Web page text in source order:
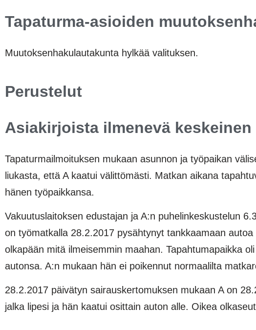
Tapaturma-asioiden
Muutoksenhakulautakunta hylkää valituksen.
Perustelut
Asiakirjoista ilmenevä
Tapaturmailmoituksen mukaan asunnon ja työpaikan
liukasta, että A kaatui välittömästi. Matkan aikana
hänen työpaikkansa.
Vakuutuslaitoksen edustajan ja A:n puhelinkeskustelun
on työmatkalla 28.2.2017 pysähtynyt tankkaamaan
olkapään mitä ilmeisemmin maahan. Tapahtumapaikka
autonsa. A:n mukaan hän ei poikennut normaalilta
28.2.2017 päivätyn sairauskertomuksen mukaan A on
jalka lipesi ja hän kaatui osittain auton alle. Oikea